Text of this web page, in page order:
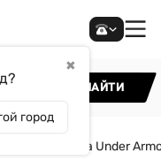
✖
город
НАЙТИ
Толстовка Under